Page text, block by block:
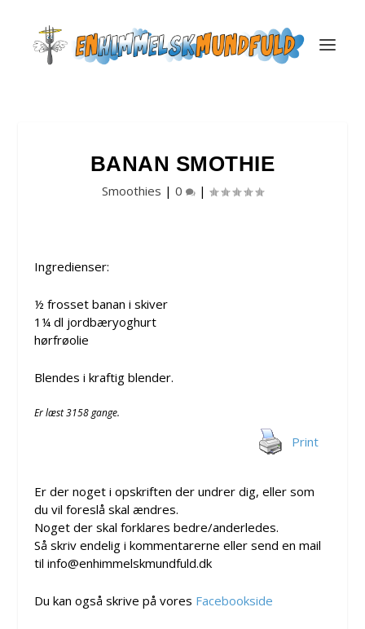
BANAN SMOTHIE
Smoothies | 0 |
Ingredienser:
½ frosset banan i skiver
1¼ dl jordbæryoghurt
hørfrøolie
Blendes i kraftig blender.
Er læst 3158 gange.
Print
Er der noget i opskriften der undrer dig, eller som
du vil foreslå skal ændres.
Noget der skal forklares bedre/anderledes.
Så skriv endelig i kommentarerne eller send en mail
til info@enhimmelskmundfuld.dk
Du kan også skrive på vores Facebookside